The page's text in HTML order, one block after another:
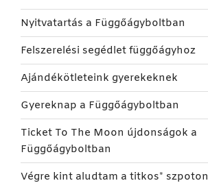
Nyitvatartás a Függőágyboltban
Felszerelési segédlet függőágyhoz
Ajándékötleteink gyerekeknek
Gyereknap a Függőágyboltban
Ticket To The Moon újdonságok a
Függőágyboltban
Végre kint aludtam a titkos* szpoton